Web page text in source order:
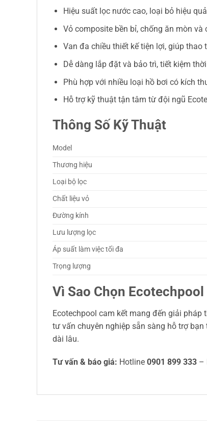
Hiệu suất lọc nước cao, loại bỏ hiệu
Vỏ composite bền bỉ, chống ăn mòn
Van đa chiều thiết kế tiện lợi, giúp thao
Dễ dàng lắp đặt và bảo trì, tiết kiệm
Phù hợp với nhiều loại hồ bơi có kích
Hỗ trợ kỹ thuật tận tâm từ đội ngũ
Thông Số Kỹ Thuật
Model
Thương hiệu
Loại bộ lọc
Chất liệu vỏ
Đường kính
Lưu lượng lọc
Áp suất làm việc tối đa
Trọng lượng
Vì Sao Chọn Ecotechpool
Ecotechpool cam kết mang đến giải
tư vấn chuyên nghiệp sẵn sàng hỗ trợ
dài lâu.
Tư vấn & báo giá: Hotline 0901 899 333 –